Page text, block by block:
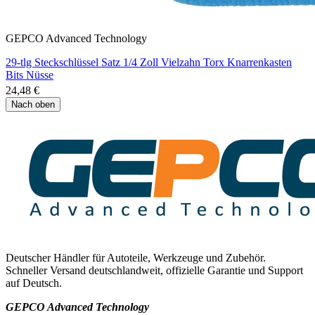
GEPCO Advanced Technology
29-tlg Steckschlüssel Satz 1/4 Zoll Vielzahn Torx Knarrenkasten
Bits Nüsse
24,48 €
Nach oben
Deutscher Händler für Autoteile, Werkzeuge und Zubehör.
Schneller Versand deutschlandweit, offizielle Garantie und Support
auf Deutsch.
GEPCO Advanced Technology